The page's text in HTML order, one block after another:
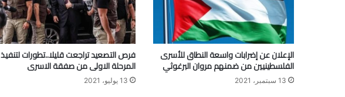
الإعلان عن إضرابات واسعة النطاق للأسرى
الفلسطينيين من ضمنهم مروان البرغوثي
13 سبتمبر، 2021
فرص التصعيد تراجعت قليلا..تطورات لتنفيذ
المرحلة الاولى من صفقة الاسرى
13 يوليو، 2021